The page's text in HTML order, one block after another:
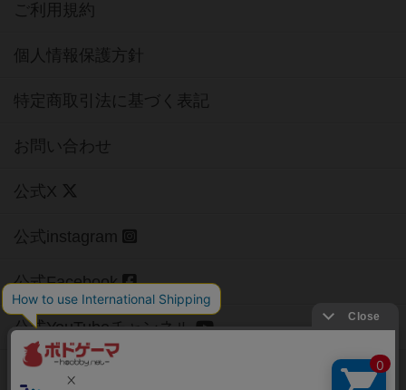
ご利用規約
個人情報保護方針
特定商取引法に基づく表記
お問い合わせ
公式X
公式instagram
公式Facebook
公式YouTubeチャンネル